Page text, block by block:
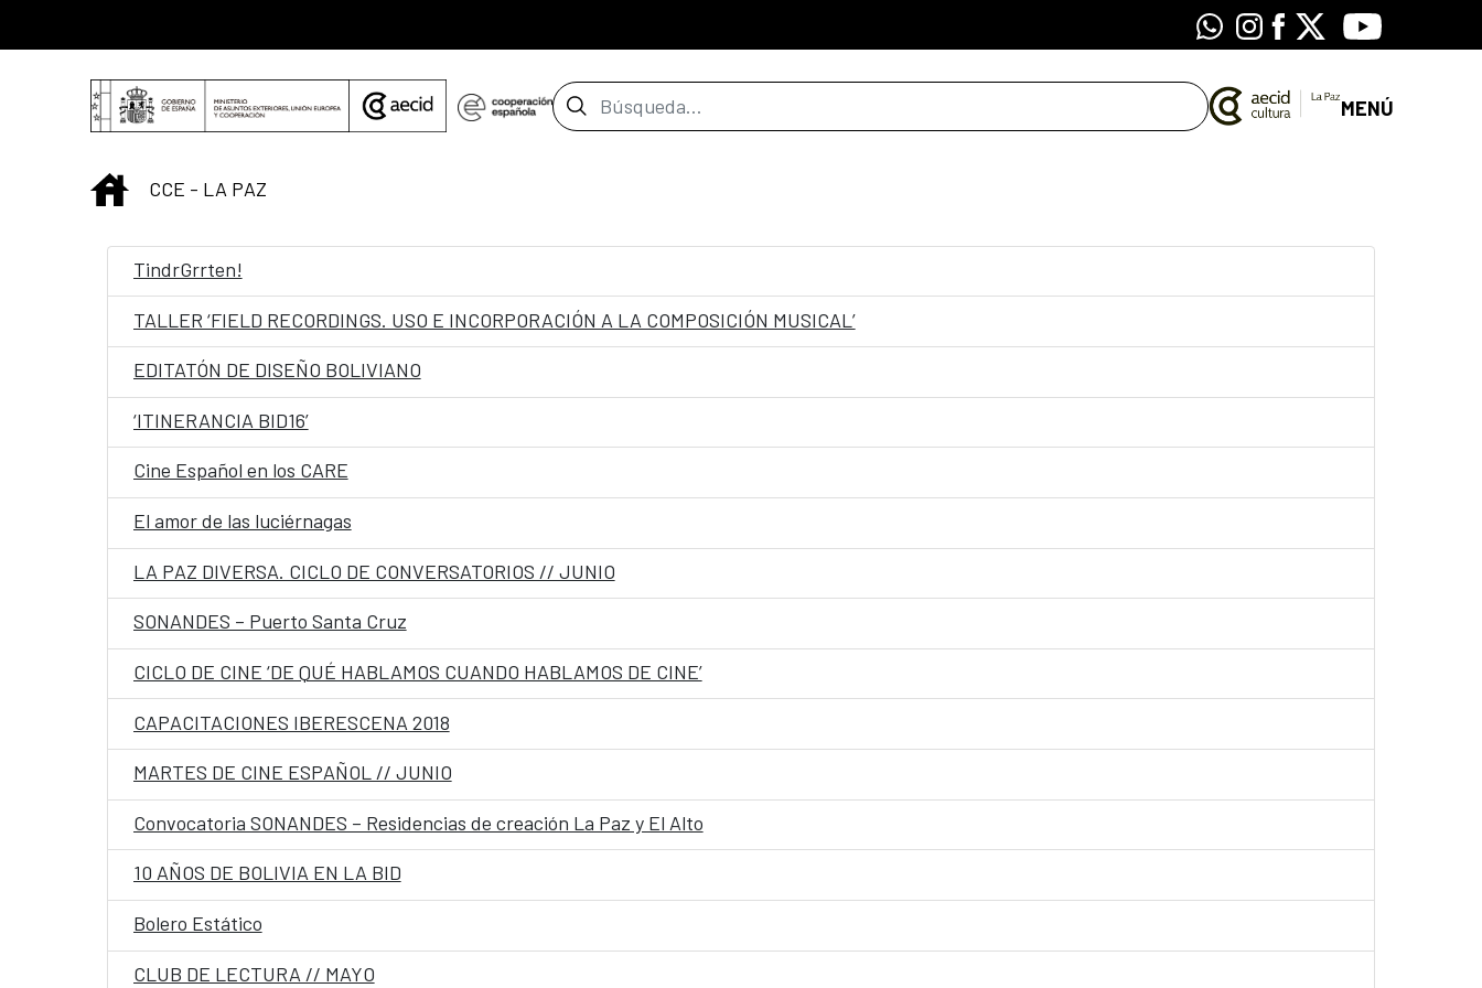
WhatsappInstagram
Facebook
X Youtube
Barra de búsqueda MENÚ
INICIO
CCE - LA PAZ
TindrGrrten!
TALLER ‘FIELD RECORDINGS. USO E INCORPORACIÓN A LA COMPOSICIÓN MUSICAL’
EDITATÓN DE DISEÑO BOLIVIANO
‘ITINERANCIA BID16’
Cine Español en los CARE
El amor de las luciérnagas
LA PAZ DIVERSA. CICLO DE CONVERSATORIOS // JUNIO
SONANDES – Puerto Santa Cruz
CICLO DE CINE ‘DE QUÉ HABLAMOS CUANDO HABLAMOS DE CINE’
CAPACITACIONES IBERESCENA 2018
MARTES DE CINE ESPAÑOL // JUNIO
Convocatoria SONANDES – Residencias de creación La Paz y El Alto
10 AÑOS DE BOLIVIA EN LA BID
Bolero Estático
CLUB DE LECTURA // MAYO